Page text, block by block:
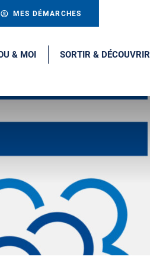
MES DÉMARCHES
& MOI SORTIR & DÉCOUVRIR